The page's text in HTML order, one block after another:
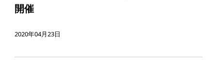
開催
2020年04月23日